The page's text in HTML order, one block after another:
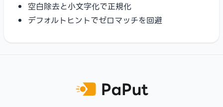
空白除去と小文字化で正規化
デフォルトヒントでゼロマッチを回避